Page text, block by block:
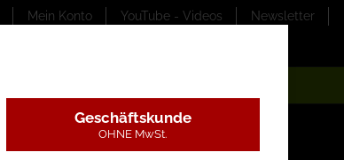
Mein Konto YouTube - Videos Newsletter
Geschäftskunde
OHNE MwSt.